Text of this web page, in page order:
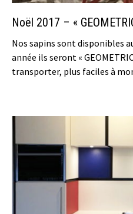
Noël 2017 – «
Nos sapins sont disponibles
année ils seront «
transporter, plus faciles à